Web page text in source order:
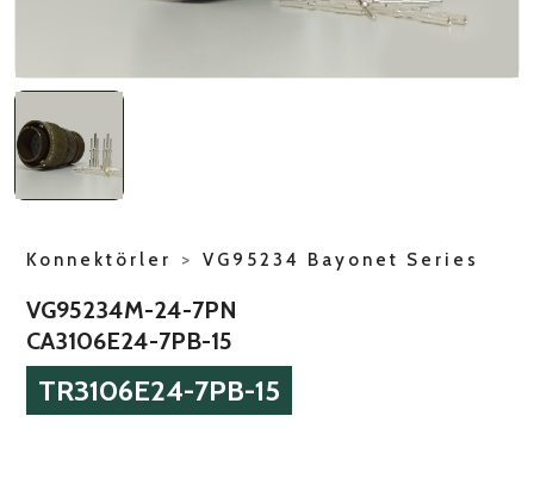
Konnektörler > VG95234 Bayonet Series
VG95234M-24-7PN
CA3106E24-7PB-15
TR3106E24-7PB-15